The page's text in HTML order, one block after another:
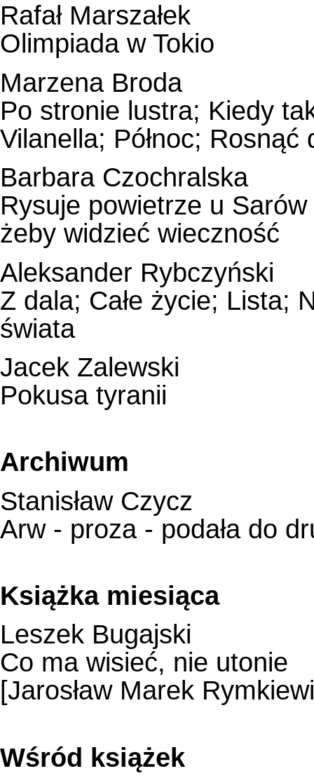
Rafał Marszałek
Olimpiada w Tokio
Marzena Broda
Po stronie lustra; Kiedy
Vilanella; Północ; Rosnąć
Barbara Czochralska
Rysuje powietrze u
żeby widzieć wieczność
Aleksander Rybczyński
Z dala; Całe życie; Lista;
świata
Jacek Zalewski
Pokusa tyranii
Archiwum
Stanisław Czycz
Arw - proza - podała do
Książka miesiąca
Leszek Bugajski
Co ma wisieć, nie utonie
[Jarosław Marek
Wśród książek